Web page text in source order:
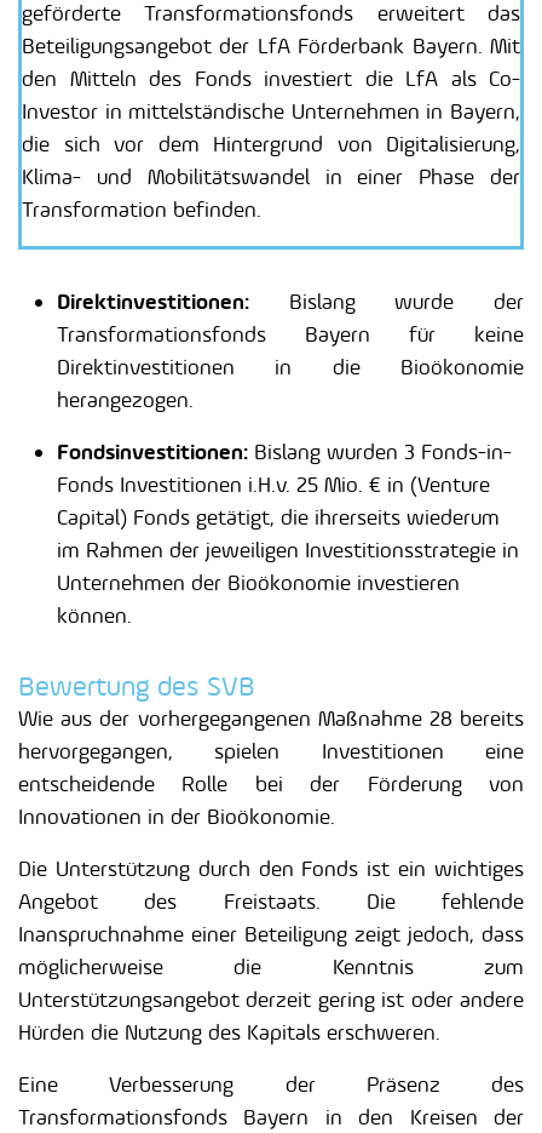
geförderte Transformationsfonds erweitert das
Beteiligungsangebot der LfA Förderbank Bayern. Mit
den Mitteln des Fonds investiert die LfA als Co-
Investor in mittelständische Unternehmen in Bayern,
die sich vor dem Hintergrund von Digitalisierung,
Klima- und Mobilitätswandel in einer Phase der
Transformation befinden.
Direktinvestitionen: Bislang wurde der
Transformationsfonds Bayern für keine
Direktinvestitionen in die Bioökonomie
herangezogen.
Fondsinvestitionen: Bislang wurden 3 Fonds-in-
Fonds Investitionen i.H.v. 25 Mio. € in (Venture
Capital) Fonds getätigt, die ihrerseits wiederum
im Rahmen der jeweiligen Investitionsstrategie in
Unternehmen der Bioökonomie investieren
können.
Bewertung des SVB
Wie aus der vorhergegangenen Maßnahme 28 bereits
hervorgegangen, spielen Investitionen eine
entscheidende Rolle bei der Förderung von
Innovationen in der Bioökonomie.
Die Unterstützung durch den Fonds ist ein wichtiges
Angebot des Freistaats. Die fehlende
Inanspruchnahme einer Beteiligung zeigt jedoch, dass
möglicherweise die Kenntnis zum
Unterstützungsangebot derzeit gering ist oder andere
Hürden die Nutzung des Kapitals erschweren.
Eine Verbesserung der Präsenz des
Transformationsfonds Bayern in den Kreisen der